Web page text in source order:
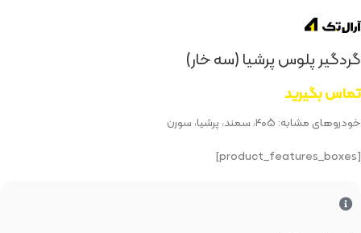
گردگیر پلوس پرشیا (سه خار)
تماس بگیرید
خودروهای مشابه: ۴۰۵، سمند، پرشیا، سورن
[product_features_boxes]